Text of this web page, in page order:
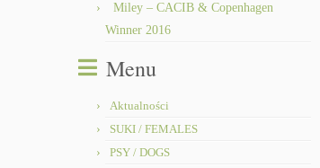
Miley – CACIB & Copenhagen
Winner 2016
Menu
Aktualności
SUKI / FEMALES
PSY / DOGS